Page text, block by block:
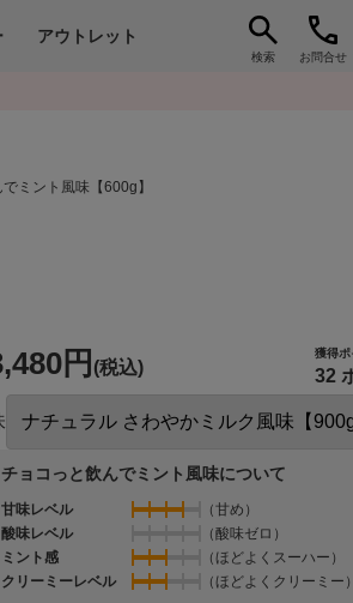
アウトレット
検索 お問合せ
ミント風味【600g】
円 (税込)
獲得ポ
32
チョコっと飲んでミント風味について
甘味レベル
（甘め）
酸味レベル
（酸味ゼロ）
ミント感
（ほどよくスーハー）
クリーミーレベル
（ほどよくクリーミー）